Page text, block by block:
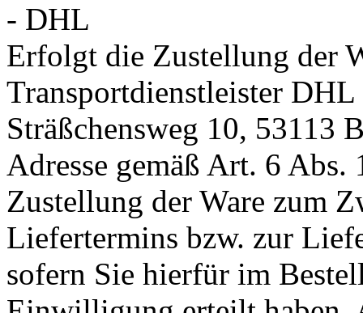
- DHL
Erfolgt die Zustellung der
Transportdienstleister
Sträßchensweg 10, 53113
Adresse gemäß Art. 6
Zustellung der Ware zum
Liefertermins bzw. zur
sofern Sie hierfür im